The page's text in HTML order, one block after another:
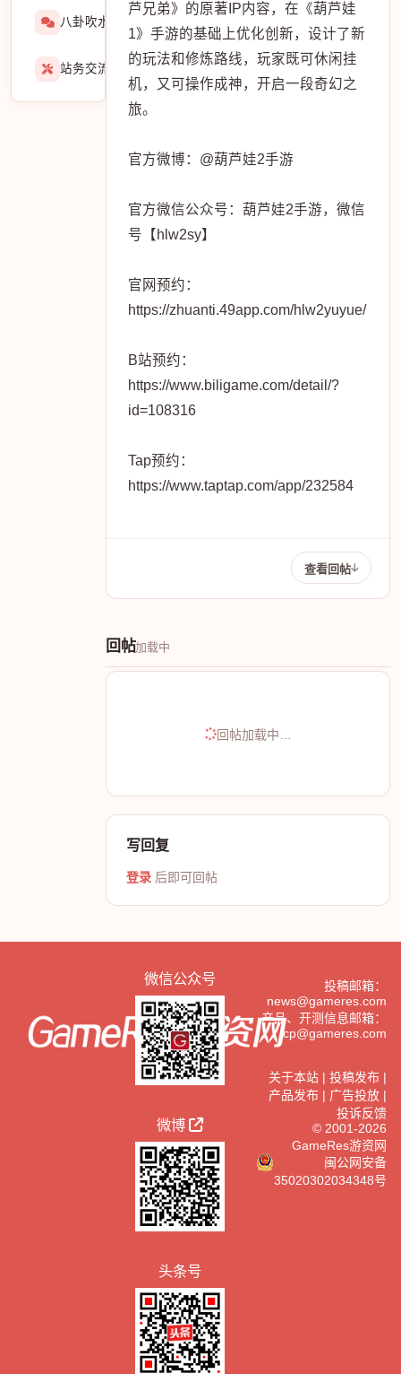
八卦吹水
站务交流
芦兄弟》的原著IP内容，在《葫芦娃
1》手游的基础上优化创新，设计了新
的玩法和修炼路线，玩家既可休闲挂
机，又可操作成神，开启一段奇幻之
旅。
官方微博：@葫芦娃2手游
官方微信公众号：葫芦娃2手游，微信
号【hlw2sy】
官网预约：
https://zhuanti.49app.com/hlw2yuyue/
B站预约：
https://www.biligame.com/detail/?
id=108316
Tap预约：
https://www.taptap.com/app/232584
查看回帖
回帖加载中
回帖加载中…
写回复
登录 后即可回帖
微信公众号
微博
头条号
投稿邮箱：
news@gameres.com
产品、开测信息邮箱：
cp@gameres.com
关于本站| 投稿发布|
产品发布| 广告投放|
投诉反馈
© 2001-2026
GameRes游资网
闽公网安备
35020302034348号